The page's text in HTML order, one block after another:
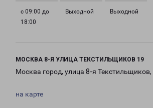
с 09:00 до
18:00
Выходной Выходной
МОСКВА 8-Я УЛИЦА ТЕКСТИЛЬЩИКОВ 19
Москва город, улица 8-я Текстильщиков,
на карте